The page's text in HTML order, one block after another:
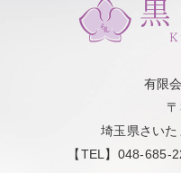
有限
埼玉県さい
【TEL】048-685-